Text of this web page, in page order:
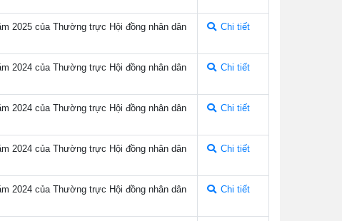
2025 của Thường trực Hội đồng nhân dân
Chi tiết
2024 của Thường trực Hội đồng nhân dân
Chi tiết
2024 của Thường trực Hội đồng nhân dân
Chi tiết
2024 của Thường trực Hội đồng nhân dân
Chi tiết
2024 của Thường trực Hội đồng nhân dân
Chi tiết